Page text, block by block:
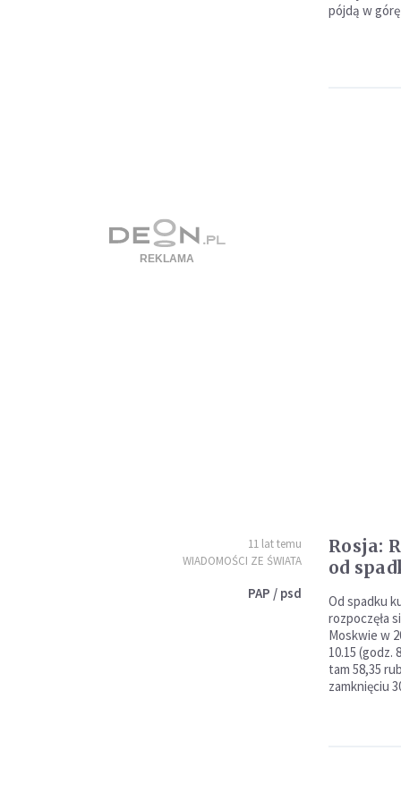
pójdą w
11 lat temu
WIADOMOŚCI ZE ŚWIATA
PAP / psd
Rosja:
od
Od spadku
rozpoczęła
Moskwie w
10.15 (godz.
tam 58,35
zamknięciu